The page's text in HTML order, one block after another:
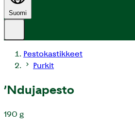
Suomi
Pestokastikkeet
Purkit
’Ndujapesto
190 g